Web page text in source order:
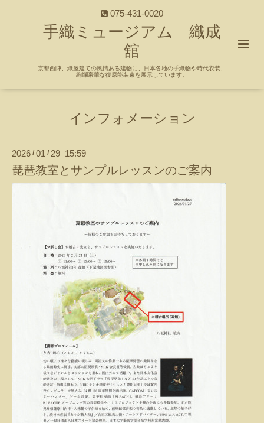
075-431-0020
手織ミュージアム 織成
舘
京都西陣、織屋建ての風情ある建物に、日本各地の手織物や時代衣装、
絢爛豪華な復原能装束を展示しています。
インフォメーション
2026 / 01 / 29 15:59
琵琶教室とサンプルレッスンのご案内